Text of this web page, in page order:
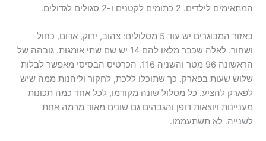
המתאימים לילדים. 2 כתומים לקטנים ו-2 סגולים לגדולים.
באזור המבוגרים יש עוד 5 מסלולים: צהוב, ירוק, אדום, כחול
ושחור. לאלה שכבר מלאו להם 14 יש שם שתי אומגות. גובהה של
הראשונה 96 מטר והשניה 116. הכרטיס הבסיסי מאפשר לבלות
שלוש שעות בפארק. כך שתוכלו ללכת, לחקור וליהנות ממה שיש
לפארק להציע. כל מסלול שונה מקודמו, לכל אחד כמה תכונות
מעניינות ויוצאות דופן והגבהים גם שונים מאוד מרמה אחת
לשנייה. לא תשתעממו.